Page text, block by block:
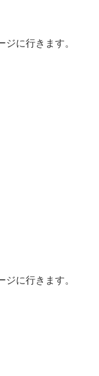
に行きます。
に行きます。